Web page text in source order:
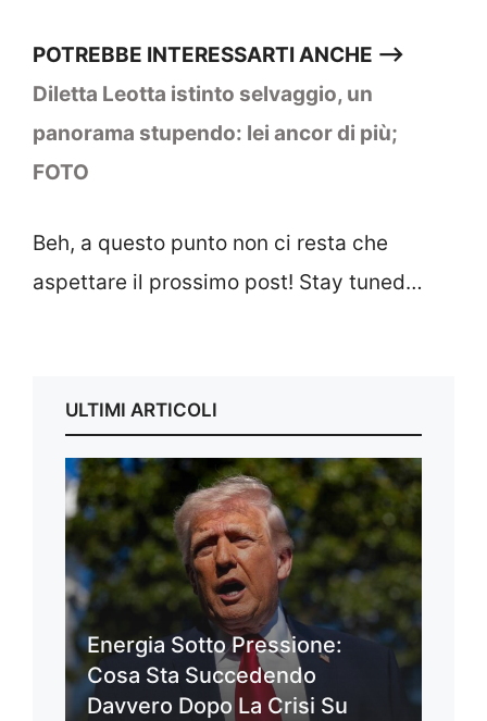
POTREBBE INTERESSARTI ANCHE –>
Diletta Leotta istinto selvaggio, un
panorama stupendo: lei ancor di più;
FOTO
Beh, a questo punto non ci resta che
aspettare il prossimo post! Stay tuned…
ULTIMI ARTICOLI
Energia Sotto Pressione:
Cosa Sta Succedendo
Davvero Dopo La Crisi Su